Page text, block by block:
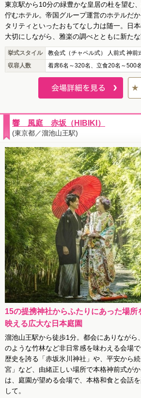
東京駅から10分の緑豊かな皇居の杜を望む
佇むホテル。帝国グループ運営のホテルだ
タリティといったおもてなし力は随一。日
大切にしながら、雅楽の調べとともに新たな
挙式スタイル
教会式（チャペル式） 人前式 神前
収容人数
着席6名～320名、立食20名～500名
響 風庭 赤坂（HIBIKI）
(東京都／溜池山王駅)
15の提携神社からふたりにあった場所
映える広大な日本庭園
溜池山王駅から徒歩1分。都会にありながら
のような竹林など非日常感を味わえる会場
歴史を誇る「赤坂氷川神社」や、平安から
宮」など、由緒正しい場所で本格神前式が
は、庭園が望める会場で、本格和食と会話
して。